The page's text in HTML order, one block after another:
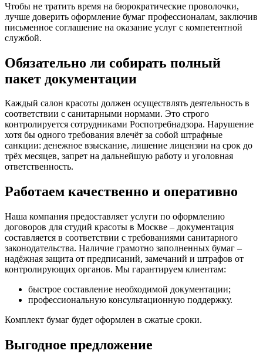
Чтобы не тратить время на бюрократические проволочки,
лучше доверить оформление бумаг профессионалам, заключив
письменное соглашение на оказание услуг с компетентной
службой.
Обязательно ли собирать полный
пакет документации
Каждый салон красоты должен осуществлять деятельность в
соответствии с санитарными нормами. Это строго
контролируется сотрудниками Роспотребнадзора. Нарушение
хотя бы одного требования влечёт за собой штрафные
санкции: денежное взыскание, лишение лицензии на срок до
трёх месяцев, запрет на дальнейшую работу и уголовная
ответственность.
Работаем качественно и оперативно
Наша компания предоставляет услуги по оформлению
договоров для студий красоты в Москве – документация
составляется в соответствии с требованиями санитарного
законодательства. Наличие грамотно заполненных бумаг –
надёжная защита от предписаний, замечаний и штрафов от
контролирующих органов. Мы гарантируем клиентам:
быстрое составление необходимой документации;
профессиональную консультационную поддержку.
Комплект бумаг будет оформлен в сжатые сроки.
Выгодное предложение